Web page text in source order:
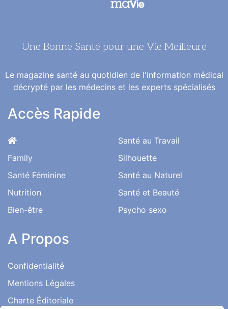
Une Bonne Santé pour une Vie Meilleure
Le magazine santé au quotidien de l'information médical
décrypté par les médecins et les experts spécialisés
Accès Rapide
Family
Santé Féminine
Nutrition
Bien-être
Santé au Travail
Silhouette
Santé au Naturel
Santé et Beauté
Psycho sexo
A Propos
Confidentialité
Mentions Légales
Charte Éditoriale